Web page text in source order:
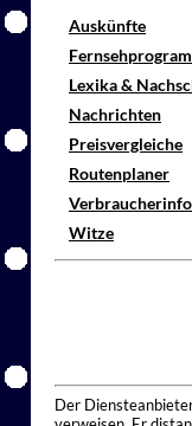
Auskünfte
Lexika &
Nachrichten
Preisvergleiche
Routenplaner
Witze
Der